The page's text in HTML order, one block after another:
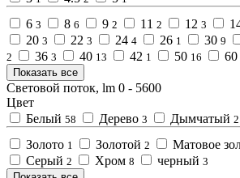
6 3 8 6 9 2 11 2 12 3
20 3 22 3 24 4 26 1 30 9
2 36 3 40 13 42 1 50 16 60
Показать все
Световой поток, lm 0 - 5600
Цвет
Белый 58 Дерево 3 Дымчатый 2
Золото 1 Золотой 2 Матовое
Серый 2 Хром 8 черный 3